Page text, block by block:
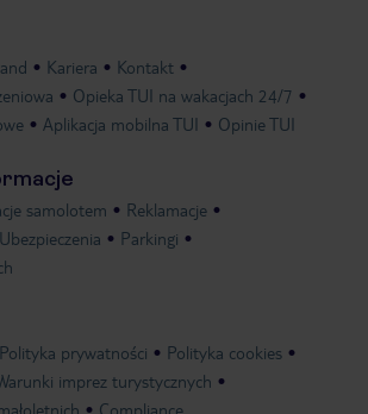
Kariera
Kontakt
Opieka TUI na wakacjach 24/7
Aplikacja mobilna TUI Opinie TUI
samolotem
Reklamacje
Ubezpieczenia
Parkingi
Polityka prywatności
Polityka cookies
imprez turystycznych
Compliance